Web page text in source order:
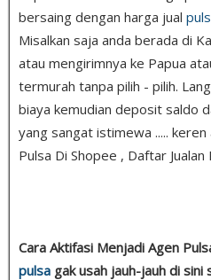
bersaing dengan harga jual
Misalkan saja anda berada di
atau mengirimnya ke Papua
termurah tanpa pilih - pilih.
biaya kemudian deposit saldo
yang sangat istimewa ..... keren
Pulsa Di Shopee , Daftar Jualan
Cara Aktifasi Menjadi Agen
pulsa gak usah jauh-jauh di sini